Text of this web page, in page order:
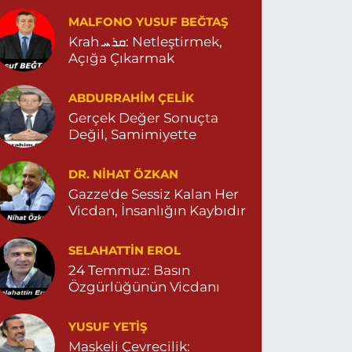
MEHMET SİNCAR PARKI YANI ZERGAN
HEKİMLİĞİ KARŞISI 04823121313
0 (482) 312 13 13 Yol Tarifi Al
Tema Eczanesi
MAHALLESİ NUSAYBİN CADDE NO:1 E
CD. ÖZEL İPEKYOLU HASTANESİ YANI
0 (482) 312 29 20
Menal Eczanesi
EYYUBİ MAHALLE LOZAN CADDE
0 (482) 415 15 01
Demhat Eczanesi
MAHALLE MARDİN-DİYARBAKIR CADDE
04825112785
MALFONO YUSUF BEĞTAŞ
Krah ܩܪܚ: Netleştirmek,
Açığa Çıkarmak
ABDURRAHIM ÇELİK
Gerçek Değer Sonuçta
Değil, Samimiyette
DR. NIHAT ÖZKAN
Gazze'de Sessiz Kalan Her
Vicdan, İnsanlığın Kaybıdır
SELAHATTIN EROL
24 Temmuz: Basın
Özgürlüğünün Vicdanı
YUSUF YETİŞ
Maskeli Çevrecilik: